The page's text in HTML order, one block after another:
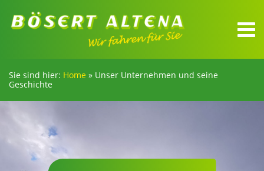
Sie sind hier: Home » Unser Unternehmen und seine
Geschichte